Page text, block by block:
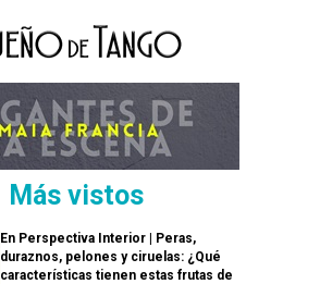
Más vistos
En Perspectiva Interior | Peras,
duraznos, pelones y ciruelas: ¿Qué
características tienen estas frutas de